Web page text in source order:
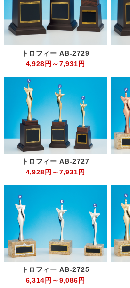
トロフィー AB-2729
4,928円～7,931円
トロフィー AB-2727
4,928円～7,931円
トロフィー AB-2725
6,314円～9,086円